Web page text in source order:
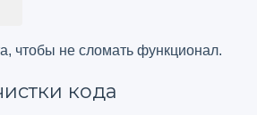
чтобы не сломать функционал.
кода